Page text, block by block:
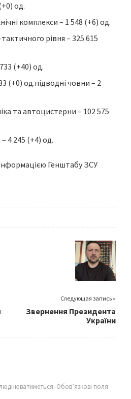
од.
комплекси – 1 548 (+6) од.
рівня – 325 615
(+40) од.
(+0) од.підводні човни – 2
та автоцистерни – 102 575
4 245 (+4) од.
Генштабу ЗСУ
Следующая запись »
Звернення Президента
України
Обов’язкові поля